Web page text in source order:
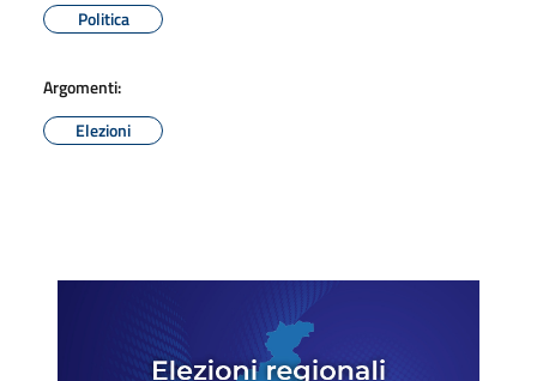
Politica
Argomenti:
Elezioni